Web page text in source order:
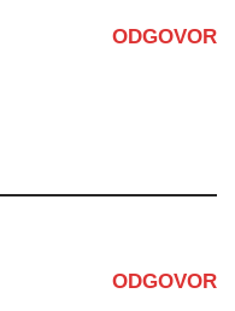
ODGOVOR
ODGOVOR